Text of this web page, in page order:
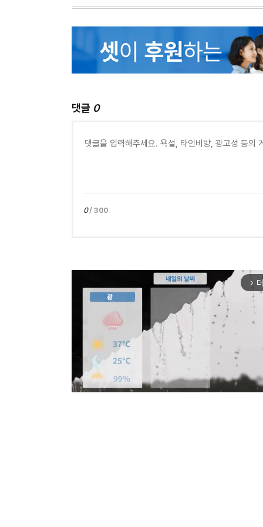
댓글 0
0/ 300
arrow_forward_ios